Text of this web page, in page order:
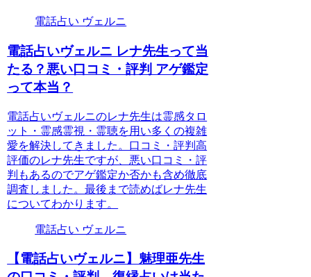
電話占い ヴェルニ
電話占いヴェルニ レナ先生って当
たる？悪い口コミ・評判 アゲ鑑定
って本当？
電話占いヴェルニのレナ先生は霊感タロ
ット・霊感霊視・霊聴を用い多くの複雑
愛を解決してきました。口コミ・評判高
評価のレナ先生ですが、悪い口コミ・評
判もあるのでアゲ鑑定か否かも含め徹底
調査しました。最後まで読めばレナ先生
についてわかります。
電話占い ヴェルニ
【電話占いヴェルニ】魅理亜先生